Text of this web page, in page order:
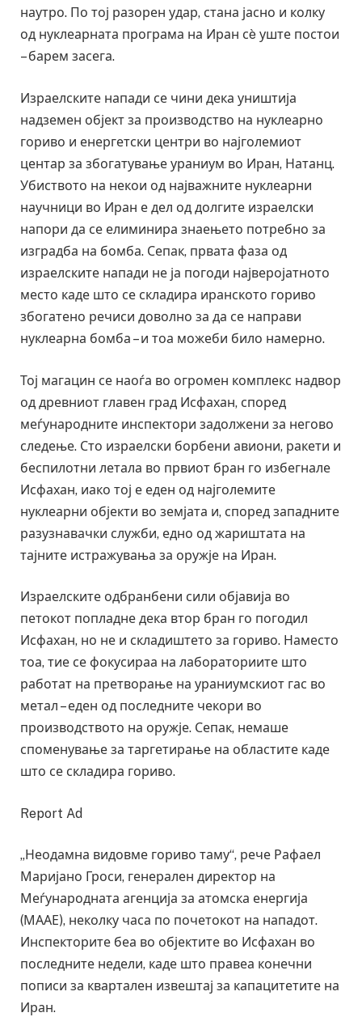
наутро. По тој разорен удар, стана јасно и колку
од нуклеарната програма на Иран сè уште постои
– барем засега.
Израелските напади се чини дека уништија
надземен објект за производство на нуклеарно
гориво и енергетски центри во најголемиот
центар за збогатување ураниум во Иран, Натанц.
Убиството на некои од најважните нуклеарни
научници во Иран е дел од долгите израелски
напори да се елиминира знаењето потребно за
изградба на бомба. Сепак, првата фаза од
израелските напади не ја погоди најверојатното
место каде што се складира иранското гориво
збогатено речиси доволно за да се направи
нуклеарна бомба – и тоа можеби било намерно.
Тој магацин се наоѓа во огромен комплекс надвор
од древниот главен град Исфахан, според
меѓународните инспектори задолжени за негово
следење. Сто израелски борбени авиони, ракети и
беспилотни летала во првиот бран го избегнале
Исфахан, иако тој е еден од најголемите
нуклеарни објекти во земјата и, според западните
разузнавачки служби, едно од жариштата на
тајните истражувања за оружје на Иран.
Израелските одбранбени сили објавија во
петокот попладне дека втор бран го погодил
Исфахан, но не и складиштето за гориво. Наместо
тоа, тие се фокусираа на лабораториите што
работат на претворање на ураниумскиот гас во
метал – еден од последните чекори во
производството на оружје. Сепак, немаше
споменување за таргетирање на областите каде
што се складира гориво.
Report Ad
„Неодамна видовме гориво таму“, рече Рафаел
Маријано Гроси, генерален директор на
Меѓународната агенција за атомска енергија
(МААЕ), неколку часа по почетокот на нападот.
Инспекторите беа во објектите во Исфахан во
последните недели, каде што правеа конечни
пописи за квартален извештај за капацитетите на
Иран.